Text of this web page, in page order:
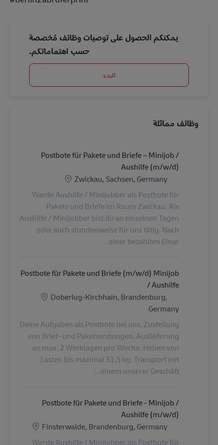
يمكنكم الحصول على توصيات وظائف مُخصصة
حسب اهتماماتكم.
البدء
وظائف مماثلة
Postbote für Pakete und Briefe – Minijob /
Aushilfe (m/w/d)
الموقع
Zwickau, Sachsen, Germany
Werde Aushilfe / Minijobber als Postbote für
Pakete und Briefe im Raum Zwickau. Als
Aushilfe / Minijobber bist du an einzelnen Tagen
oder auch stundenweise für uns tätig. Nach
einer bezahlten Einar...
Postbote für Pakete und Briefe (m/w/d) Minijob
/ Aushilfe
الموقع
Doberlug-Kirchhain, Brandenburg,
Germany
Deine Aufgaben als Postbote bei uns. Zustellung
von Brief- und Paketsendungen. Auslieferung
an max. 2 Werktagen pro Woche. Heben von
Lasten bis maximal 31,5 kg. Transport mit
einem unserer Geschäft...
Postbote für Pakete und Briefe - Minijob /
Aushilfe (m/w/d)
الموقع
Finsterwalde, Brandenburg, Germany
Werde Aushilfe / Minijobber als Postbote für